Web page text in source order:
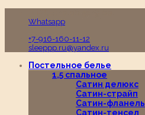
Whatsapp
+7-916-160-11-12
sleeppp.ru@yandex.ru
Постельное белье
1,5 спальное
Сатин делюкс
Сатин-страйп
Сатин-фланель
Сатин-тенсел